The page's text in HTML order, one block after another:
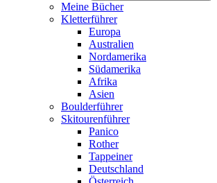
Meine Bücher
Kletterführer
Europa
Australien
Nordamerika
Südamerika
Afrika
Asien
Boulderführer
Skitourenführer
Panico
Rother
Tappeiner
Deutschland